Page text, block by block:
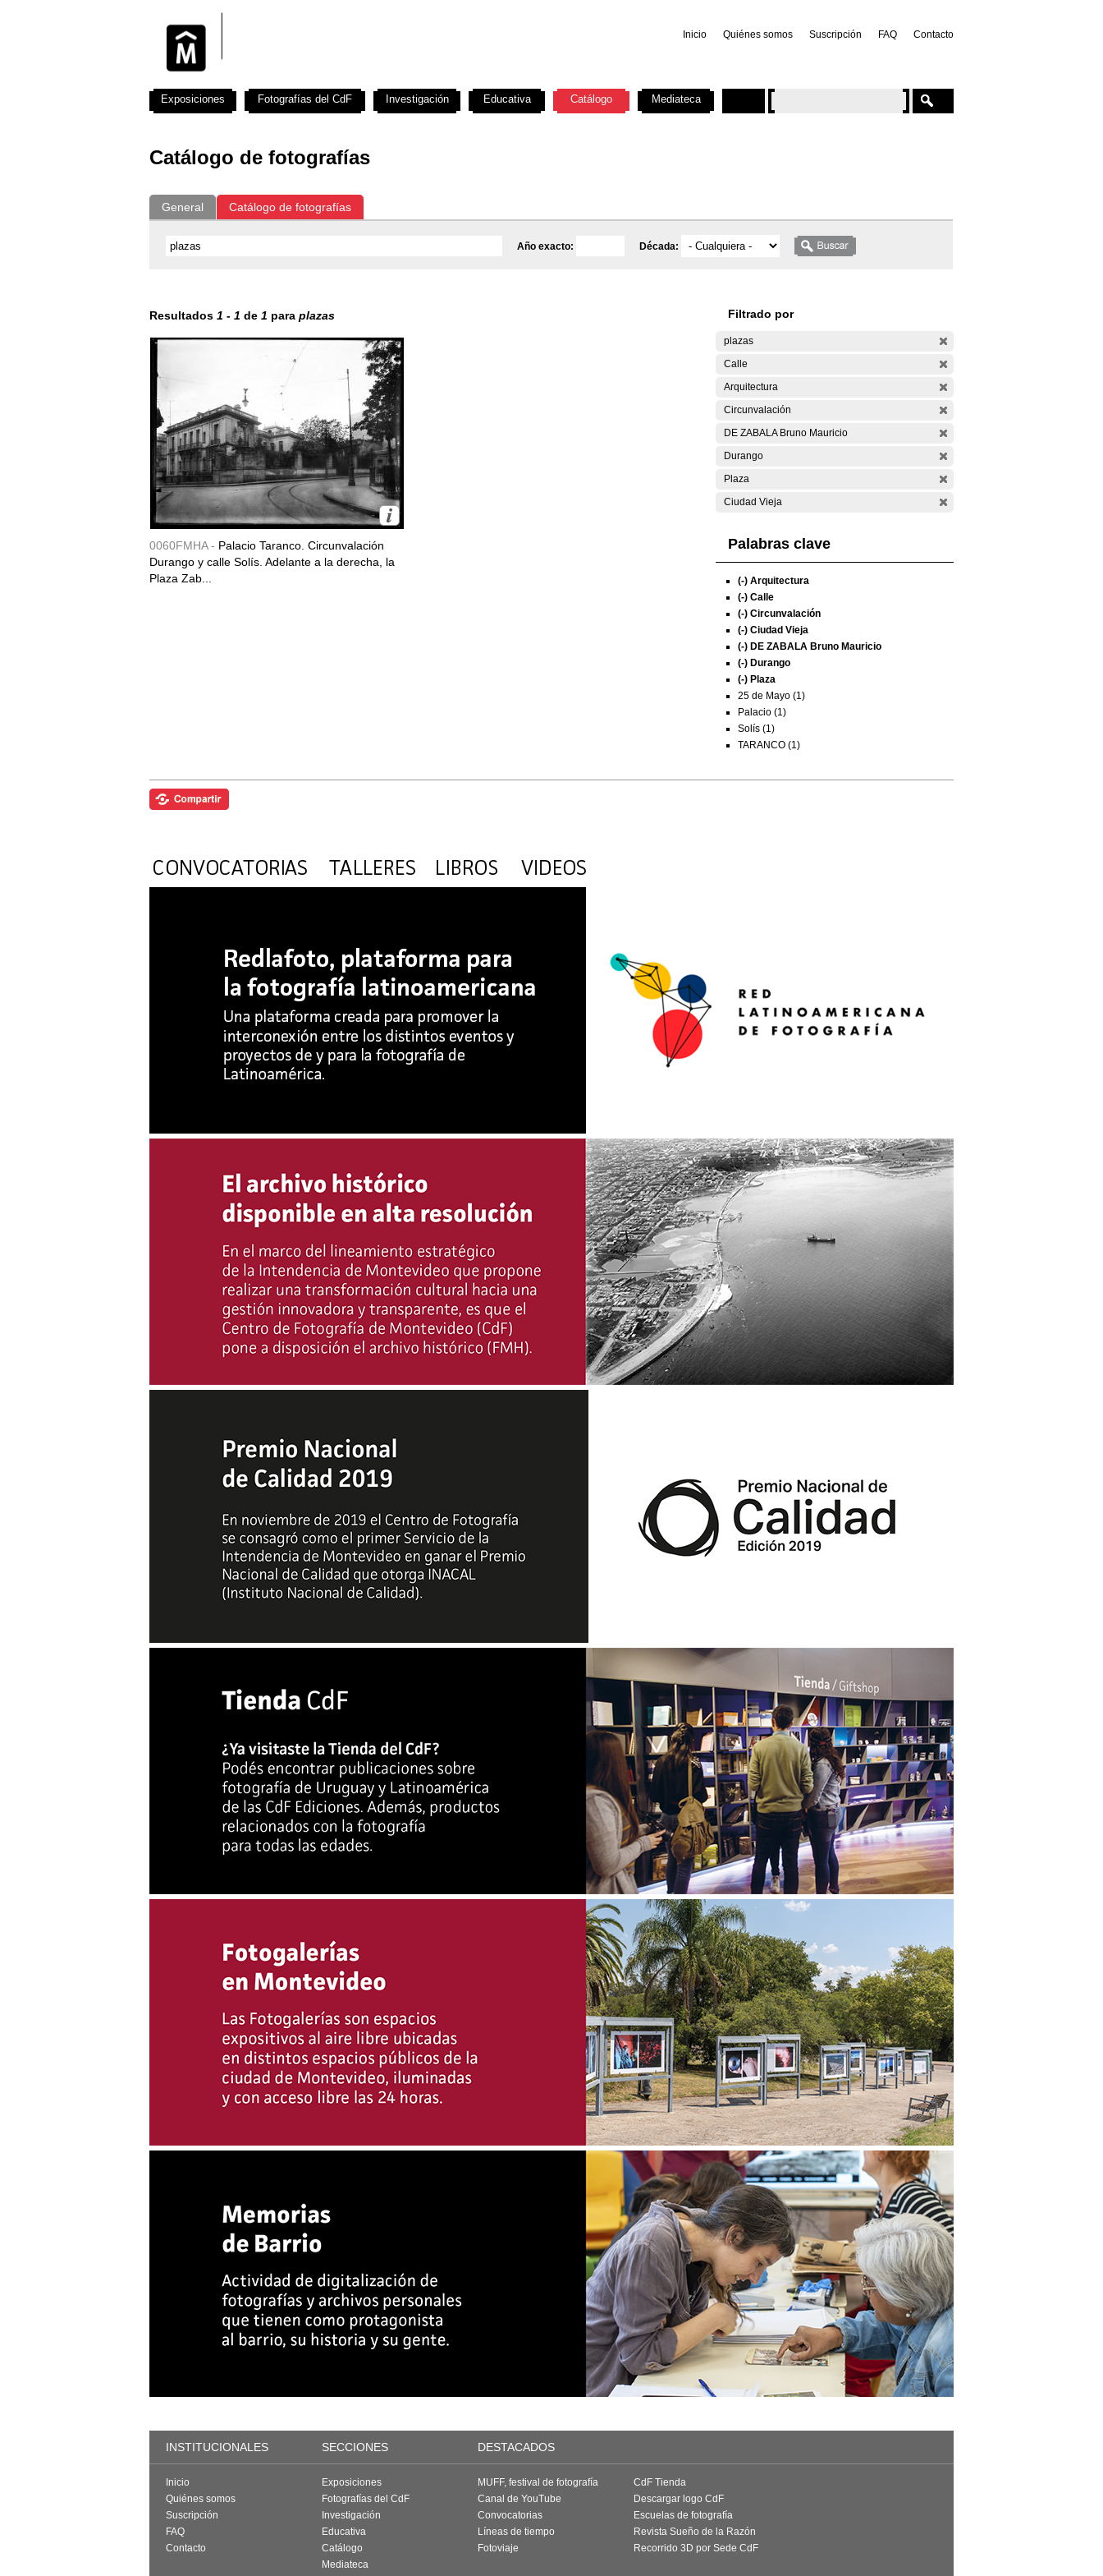
Inicio Quiénes somos Suscripción FAQ Contacto
Catálogo de fotografías
General Catálogo de fotografías
Año exacto: Década:
Resultados 1 - 1 de 1 para plazas
0060FMHA - Palacio Taranco. Circunvalación
Durango y calle Solís. Adelante a la derecha, la
Plaza Zab...
Filtrado por
plazas
Calle
Arquitectura
Circunvalación
DE ZABALA Bruno Mauricio
Durango
Plaza
Ciudad Vieja
Palabras clave
(-) Arquitectura
(-) Calle
(-) Circunvalación
(-) Ciudad Vieja
(-) DE ZABALA Bruno Mauricio
(-) Durango
(-) Plaza
25 de Mayo (1)
Palacio (1)
Solís (1)
TARANCO (1)
Exposiciones Fotografías del CdF Investigación Educativa Catálogo Mediateca
INSTITUCIONALES SECCIONES DESTACADOS
Inicio
Quiénes somos
Suscripción
FAQ
Contacto
Exposiciones
Fotografías del CdF
Investigación
Educativa
Catálogo
Mediateca
MUFF, festival de fotografía
Canal de YouTube
Convocatorias
Líneas de tiempo
Fotoviaje
CdF Tienda
Descargar logo CdF
Escuelas de fotografía
Revista Sueño de la Razón
Recorrido 3D por Sede CdF